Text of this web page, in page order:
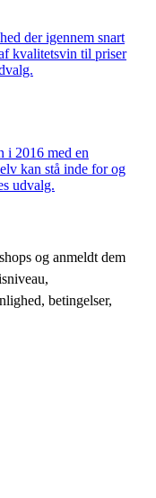
der igennem snart
kvalitetsvin til priser
i 2016 med en
kan stå inde for og
udvalg.
og anmeldt dem
betingelser,